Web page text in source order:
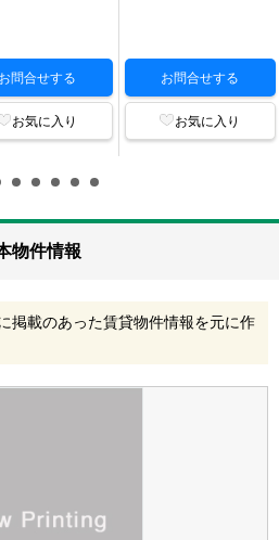
お問合せする
お気に入り
お問合せする
お気に入り
物件情報
掲載のあった賃貸物件情報を元に作